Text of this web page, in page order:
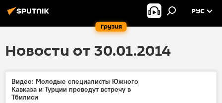
Грузия
РУС
Новости от 30.01.2014
Видео: Молодые специалисты Южного
Кавказа и Турции проведут встречу в
Тбилиси